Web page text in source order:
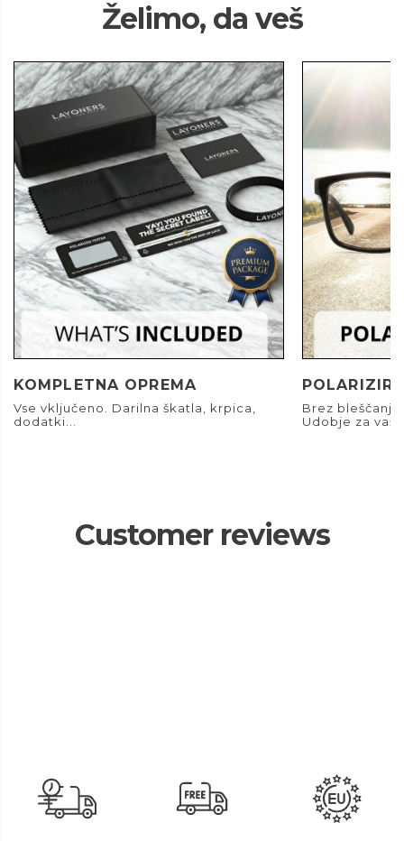
Želimo, da veš
KOMPLETNA OPREMA
Vse vključeno. Darilna škatla, krpica,
dodatki...
Brez
Udobje za
Customer reviews